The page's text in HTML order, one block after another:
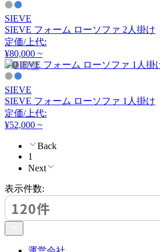
SIEVE
SIEVE フォーム ローソファ 2人掛け
定価/上代:
¥80,000 ~
廃盤
SIEVE
SIEVE フォーム ローソファ 1人掛け
定価/上代:
¥52,000 ~
Back
1
Next
表示件数:
120件